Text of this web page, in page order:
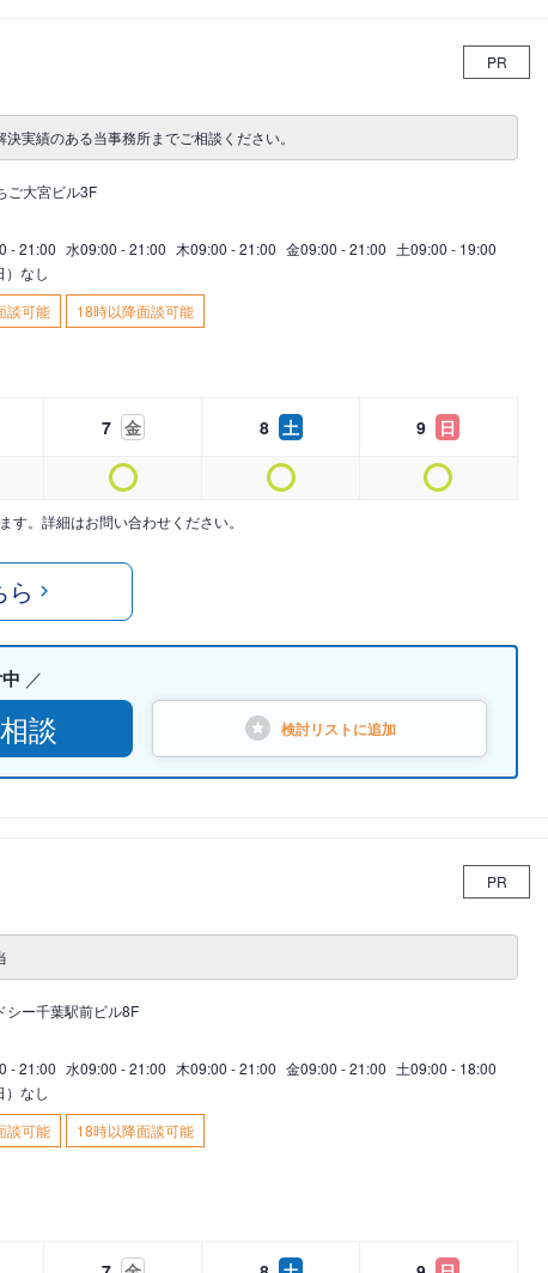
PR
実績のある当事務所までご相談ください。
ご大宮ビル3F
- 21:00 水09:00 - 21:00 木09:00 - 21:00 金09:00 - 21:00 土09:00 - 19:00
）なし
談可能 18時以降面談可能
7 金 8 土 9 日
。詳細はお問い合わせください。
ら
談 検討リストに追加
PR
シー千葉駅前ビル8F
- 21:00 水09:00 - 21:00 木09:00 - 21:00 金09:00 - 21:00 土09:00 - 18:00
）なし
談可能 18時以降面談可能